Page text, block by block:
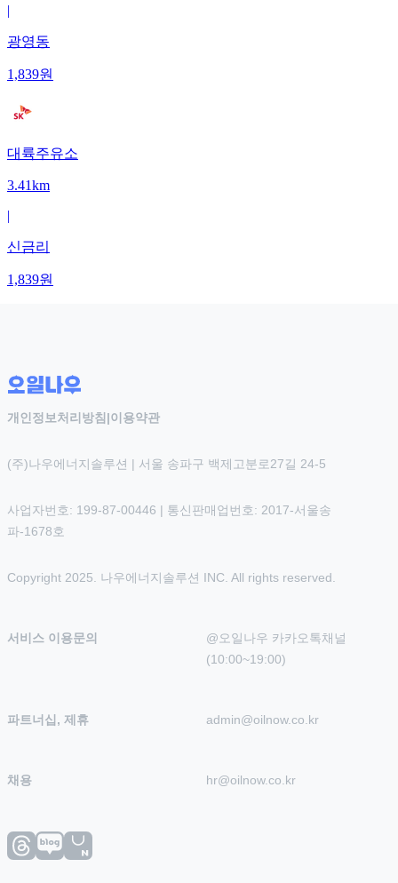
|
광영동
1,839원
대륙주유소
3.41km
|
신금리
1,839원
개인정보처리방침 |이용약관
(주)나우에너지솔루션 | 서울 송파구 백제고분로27길 24-5
사업자번호: 199-87-00446 | 통신판매업번호: 2017-서울송
파-1678호
Copyright 2025. 나우에너지솔루션 INC. All rights reserved.
서비스 이용문의
@오일나우 카카오톡채널
(10:00~19:00)
파트너십, 제휴 admin@oilnow.co.kr
채용 hr@oilnow.co.kr